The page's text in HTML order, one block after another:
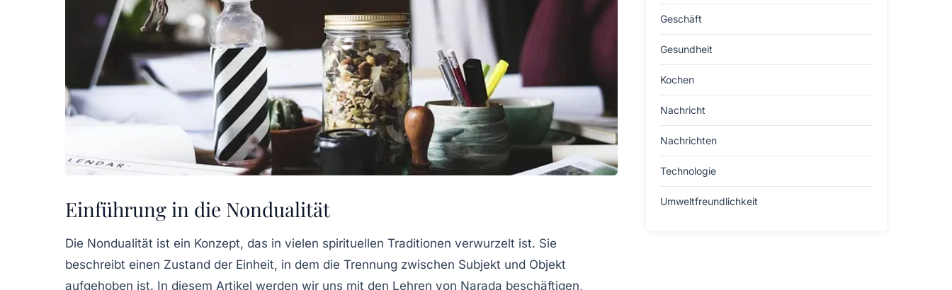
Einführung in die Nondualität
Die Nondualität ist ein Konzept, das in vielen spirituellen Traditionen verwurzelt ist. Sie
beschreibt einen Zustand der Einheit, in dem die Trennung zwischen Subjekt und Objekt
aufgehoben ist. In diesem Artikel werden wir uns mit den Lehren von Narada beschäftigen,
Geschäft
Gesundheit
Kochen
Nachricht
Nachrichten
Technologie
Umweltfreundlichkeit